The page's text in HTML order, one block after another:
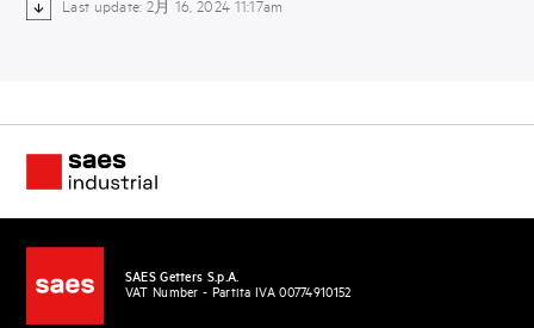
Last update: 2月 16, 2024 11:17am
SAES Getters S.p.A.
VAT Number - Partita IVA 00774910152